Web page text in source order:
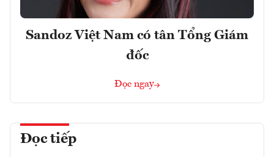
Sandoz Việt Nam có tân Tổng Giám
đốc
Đọc ngay
Đọc tiếp